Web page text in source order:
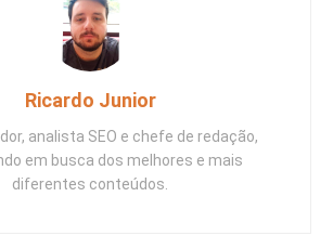
Ricardo Junior
analista SEO e chefe de redação,
em busca dos melhores e mais
diferentes conteúdos.